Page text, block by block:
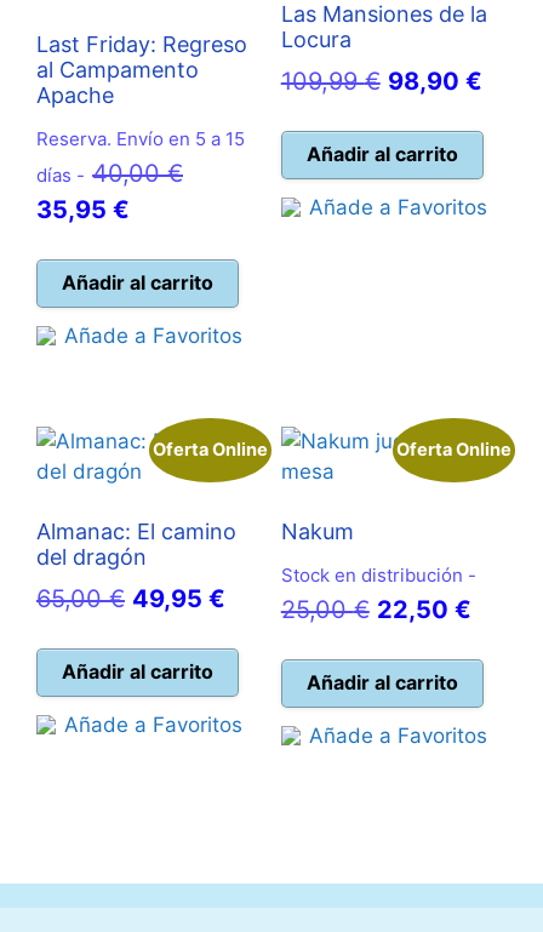
Last Friday: Regreso
al Campamento
Apache
Reserva. Envío en 5 a 15
días - 40,00€El
era:
35,95 €
actual
Añadir al carrito
Añade a Favoritos
Las Mansiones de la
Locura
109,99€ El
original
98,90 €El
Añadir al carrito
Añade a Favoritos
Oferta Online
Almanac: El camino
del dragón
65,00€ El
original
era:
65,00 €.
49,95 €
actual
es:
49,95 €.
Añadir al carrito
Añade a Favoritos
Oferta Online
Nakum
Stock en distribución -
25,00€ El
original
era:
25,00 €.
22,50 €El
es:
22,50
Añadir al carrito
Añade a Favoritos